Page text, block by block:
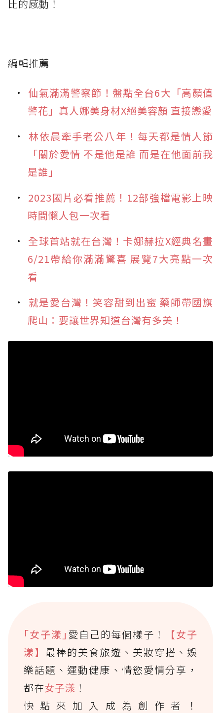
比的感動！
編輯推薦
仙氣滿滿警察節！盤點全台6大「高顏值
警花」真人娜美身材X絕美容顏 直接戀愛
林依晨牽手老公八年！每天都是情人節
「關於愛情 不是他是誰 而是在他面前我
是誰」
2023國片必看推薦！12部強檔電影上映
時間懶人包一次看
全球首站就在台灣！卡娜赫拉X經典名畫
6/21帶給你滿滿驚喜 展覽7大亮點一次
看
就是愛台灣！笑容甜到出蜜 藥師帶國旗
爬山：要讓世界知道台灣有多美！
｢女子漾｣ 愛自己的每個樣子！
【女子
漾】 最棒的美食旅遊、美妝穿搭、娛
樂話題、運動健康、情慾愛情分享，
都在女子漾 ！
快點來加入成為創作者！